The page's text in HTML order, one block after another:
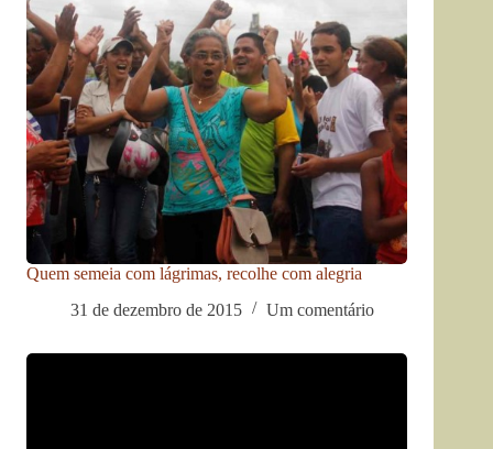
Quem semeia com lágrimas, recolhe com alegria
31 de dezembro de 2015
Um comentário